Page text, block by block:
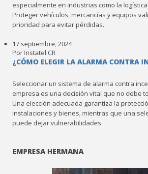
especialmente en industrias como la
Proteger vehículos, mercancías y equipos
prioridad para evitar pérdidas.
17 septiembre, 2024
Por Instatel CR
¿CÓMO ELEGIR LA ALARMA CONTRA
Seleccionar un sistema de alarma contra
empresa es una decisión vital que no debe
Una elección adecuada garantiza la
instalaciones y bienes, mientras que una
puede dejar vulnerabilidades.
EMPRESA HERMANA